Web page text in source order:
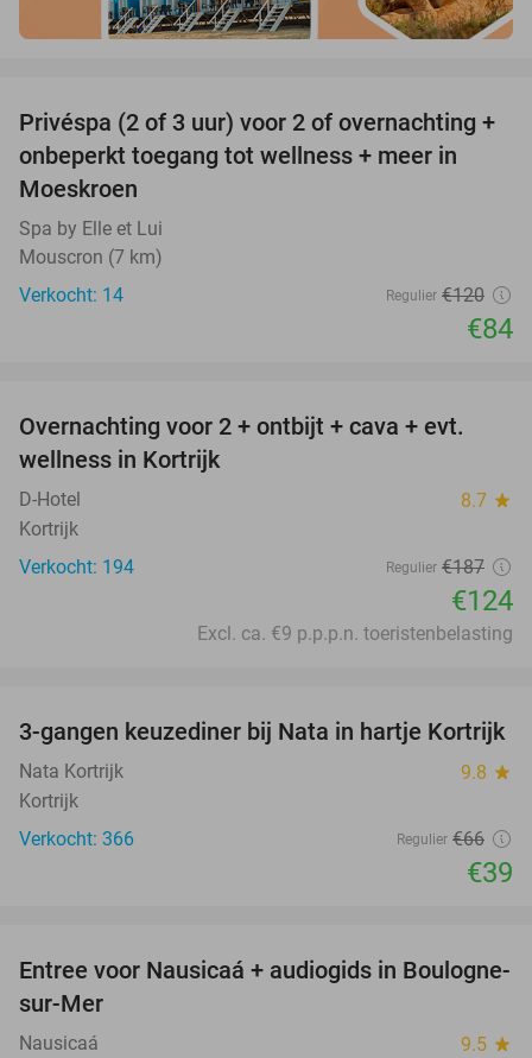
30%
Privéspa (2 of 3 uur) voor 2 of overnachting +
onbeperkt toegang tot wellness + meer in
Moeskroen
Spa by Elle et Lui
Mouscron (7 km)
Verkocht: 14
Regulier €120
€84
34%
Overnachting voor 2 + ontbijt + cava + evt.
wellness in Kortrijk
D-Hotel 8.7 star
Kortrijk
Verkocht: 194
Regulier €187
€124
Excl. ca. €9 p.p.p.n. toeristenbelasting
41%
3-gangen keuzediner bij Nata in hartje Kortrijk
Nata Kortrijk 9.8 star
Kortrijk
Verkocht: 366
Regulier €66
€39
27%
Entree voor Nausicaá + audiogids in Boulogne-
sur-Mer
Nausicaá 9.5 star